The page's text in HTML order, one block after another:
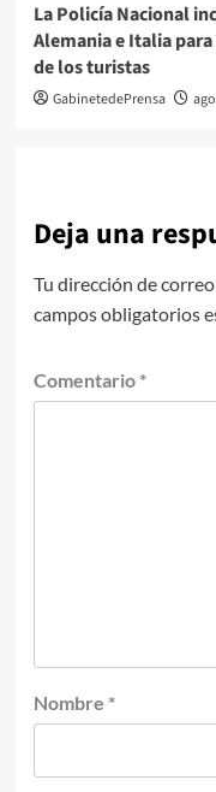
La Policía Nacional
Alemania e Italia
de los turistas
GabinetedePrensa
Deja una
Tu dirección de
campos obligatorios
Comentario *
Nombre *